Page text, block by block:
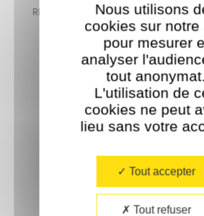
RECEVEZ EN EXCLUSIVITE LES
PROMO !
Livraison
Nous utilisons
cookies sur notre
pour mesurer
analyser
tout anonymat.
L'utilisation de
cookies ne peut
lieu sans votre
Tout accepter
Tout refuser